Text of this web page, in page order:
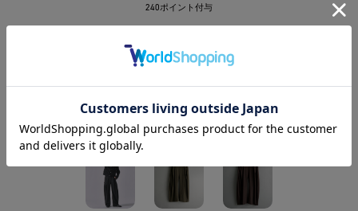
240ポイント付与
LIGHT GREY BLUE GREY DARK GREY